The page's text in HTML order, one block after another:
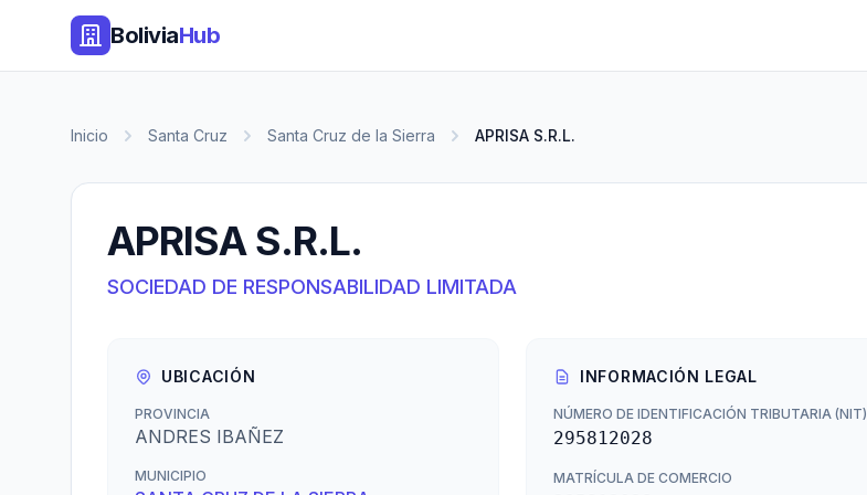
BoliviaHub
Inicio Santa Cruz Santa Cruz de la Sierra APRISA S.R.L.
APRISA S.R.L.
SOCIEDAD DE RESPONSABILIDAD LIMITADA
UBICACIÓN
PROVINCIA
ANDRES IBAÑEZ
MUNICIPIO
INFORMACIÓN LEGAL
NÚMERO DE IDENTIFICACIÓN TRIBUTARIA (NIT)
295812028
MATRÍCULA DE COMERCIO